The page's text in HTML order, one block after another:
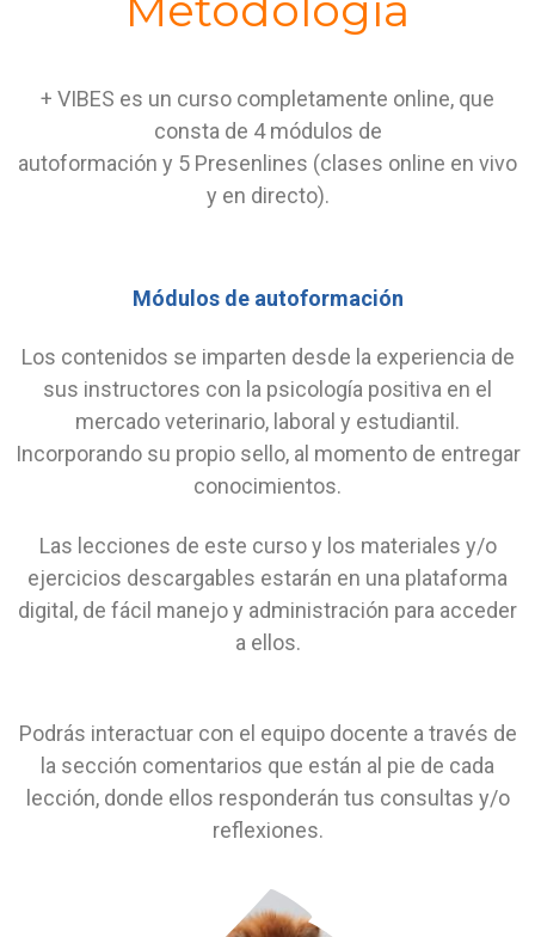
+ VIBES es un curso completamente online, que
consta de 4 módulos de
autoformación y 5 Presenlines (clases online en vivo
y en directo).
Módulos de autoformación
Los contenidos se imparten desde la experiencia de
sus instructores con la psicología positiva en el
mercado veterinario, laboral y estudiantil.
Incorporando su propio sello, al momento de entregar
conocimientos.
Las lecciones de este curso y los materiales y/o
ejercicios descargables estarán en una plataforma
digital, de fácil manejo y administración para acceder
a ellos.
Podrás interactuar con el equipo docente a través de
la sección comentarios que están al pie de cada
lección, donde ellos responderán tus consultas y/o
reflexiones.